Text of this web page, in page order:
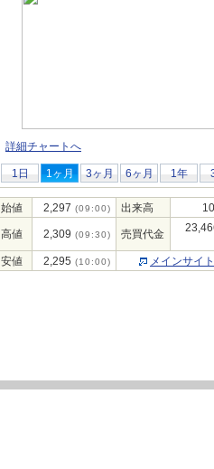
詳細チャートへ
1日 1ヶ月 3ヶ月 6ヶ月 1年
始値 2,297 (09:00) 出来高
高値 2,309 (09:30) 売買代金
安値 2,295 (10:00) メインサイ